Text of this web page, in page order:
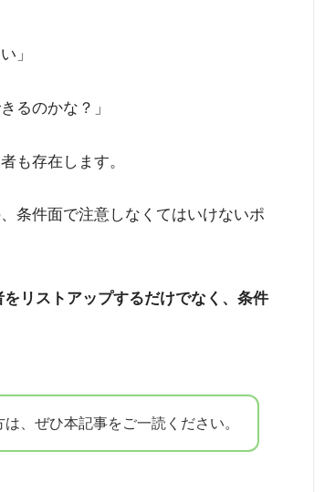
」
るのかな？」
も存在します。
条件面で注意しなくてはいけないポ
リストアップするだけでなく、条件
、ぜひ本記事をご一読ください。